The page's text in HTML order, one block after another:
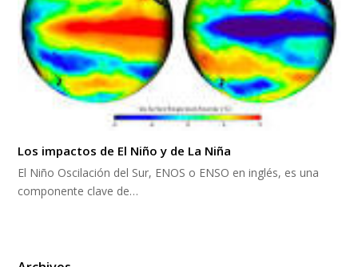
Los impactos de El Niño y de La Niña
El Niño Oscilación del Sur, ENOS o ENSO en inglés, es una
componente clave de…